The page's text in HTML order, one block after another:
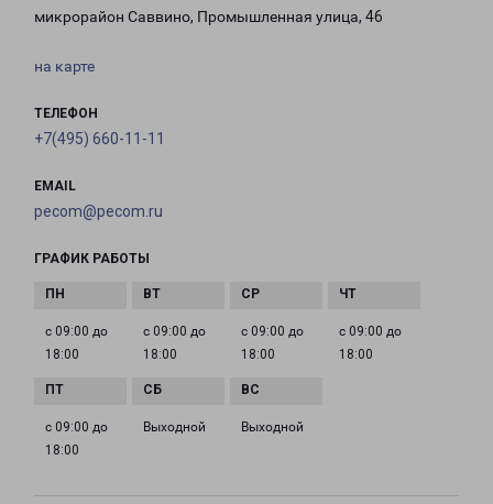
микрорайон Саввино, Промышленная улица, 46
на карте
ТЕЛЕФОН
+7(495) 660-11-11
EMAIL
pecom@pecom.ru
ГРАФИК РАБОТЫ
с 09:00 до
18:00
с 09:00 до
18:00
с 09:00 до
18:00
с 09:00 до
18:00
с 09:00 до
18:00
Выходной Выходной